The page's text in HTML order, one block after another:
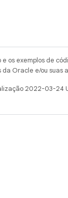
e os exemplos de
Oracle e/ou suas
2022-03-24